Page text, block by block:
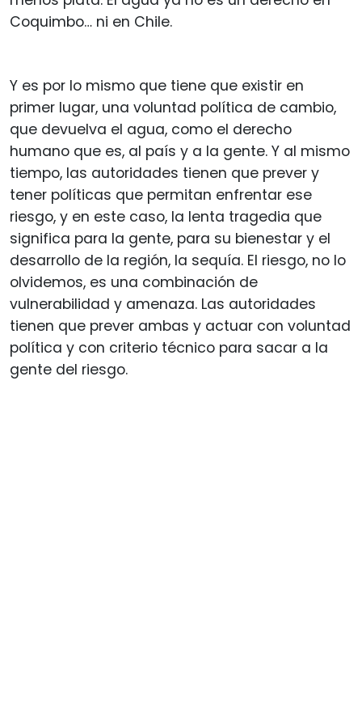
Coquimbo… ni en Chile.
Y es por lo mismo que tiene que existir en
primer lugar, una voluntad política de cambio,
que devuelva el agua, como el derecho
humano que es, al país y a la gente. Y al mismo
tiempo, las autoridades tienen que prever y
tener políticas que permitan enfrentar ese
riesgo, y en este caso, la lenta tragedia que
significa para la gente, para su bienestar y el
desarrollo de la región, la sequía. El riesgo, no lo
olvidemos, es una combinación de
vulnerabilidad y amenaza. Las autoridades
tienen que prever ambas y actuar con voluntad
política y con criterio técnico para sacar a la
gente del riesgo.